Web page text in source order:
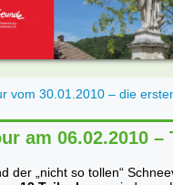
vom 30.01.2010 – die
am 06.02.2010
der „nicht so tollen“